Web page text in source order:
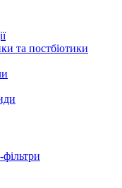
та постбіотики
фільтри